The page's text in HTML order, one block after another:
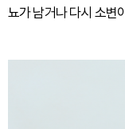
뇨가 남거나 다시 소변